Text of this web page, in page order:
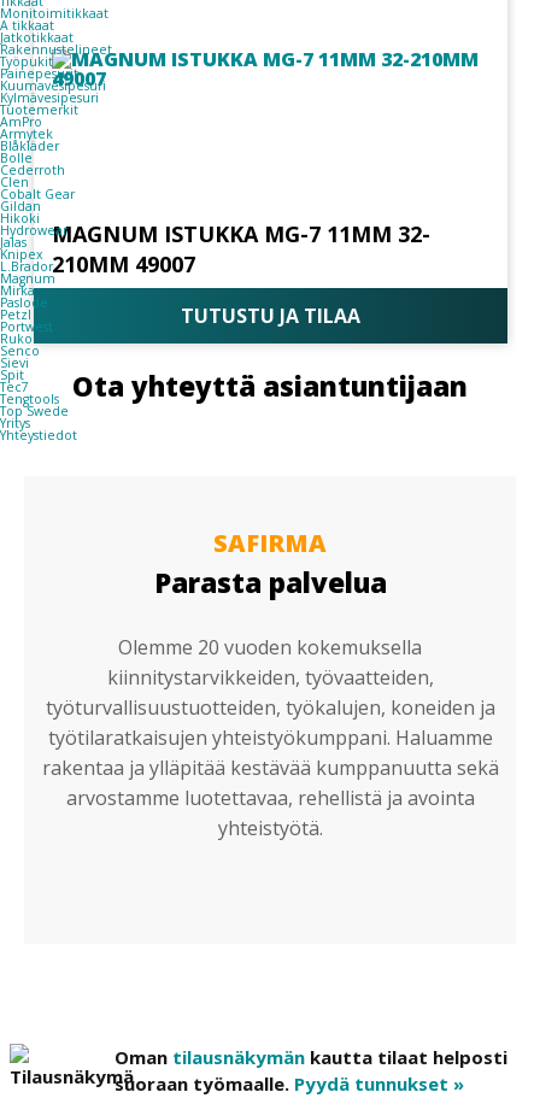
Monitoimitikkaat
A tikkaat
Jatkotikkaat
Rakennustelineet
Työpukit
Painepesurit
Kuumavesipesuri
Kylmävesipesuri
Tuotemerkit
AmPro
Armytek
Blåkläder
Bolle
Cederroth
Clen
Cobalt Gear
Gildan
Hikoki
Hydrowear
Jalas
Knipex
L.Brador
Magnum
Mirka
Paslode
Petzl
Portwest
Ruko
Senco
Sievi
Spit
Tec7
Tengtools
Top Swede
Yritys
Yhteystiedot
MAGNUM ISTUKKA MG-7 11MM 32-
210MM 49007
TUTUSTU JA TILAA
Ota yhteyttä asiantuntijaan
SAFIRMA
Parasta palvelua
Olemme 20 vuoden kokemuksella
kiinnitystarvikkeiden, työvaatteiden,
työturvallisuustuotteiden, työkalujen, koneiden ja
työtilaratkaisujen yhteistyökumppani. Haluamme
rakentaa ja ylläpitää kestävää kumppanuutta sekä
arvostamme luotettavaa, rehellistä ja avointa
yhteistyötä.
Oman tilausnäkymän kautta tilaat helposti
suoraan työmaalle. Pyydä tunnukset »